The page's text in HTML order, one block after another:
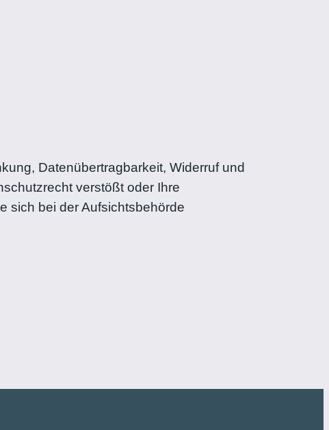
Datenübertragbarkeit, Widerruf und
verstößt oder Ihre
sich bei der Aufsichtsbehörde